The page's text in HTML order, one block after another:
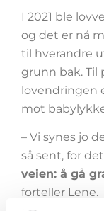
I 2021 ble
og det er nå
til hverandre
grunn bak. Til
lovendringen
mot
– Vi synes jo
så sent, for
veien: å gå
forteller Lene.